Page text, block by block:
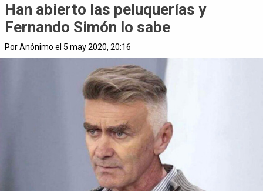
Han abierto las peluquerías y
Fernando Simón lo sabe
Por Anónimo el 5 may 2020, 20:16